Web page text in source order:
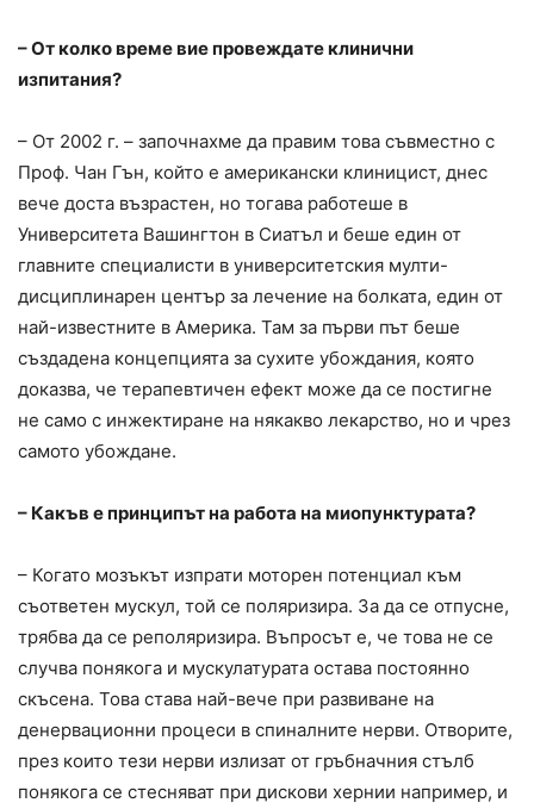
– От колко време вие провеждате клинични
изпитания?
– От 2002 г. – започнахме да правим това съвместно с
Проф. Чан Гън, който е американски клиницист, днес
вече доста възрастен, но тогава работеше в
Университета Вашингтон в Сиатъл и беше един от
главните специалисти в университетския мулти-
дисциплинарен център за лечение на болката, един от
най-известните в Америка. Там за първи път беше
създадена концепцията за сухите убождания, която
доказва, че терапевтичен ефект може да се постигне
не само с инжектиране на някакво лекарство, но и чрез
самото убождане.
– Какъв е принципът на работа на миопунктурата?
– Когато мозъкът изпрати моторен потенциал към
съответен мускул, той се поляризира. За да се отпусне,
трябва да се реполяризира. Въпросът е, че това не се
случва понякога и мускулатурата остава постоянно
скъсена. Това става най-вече при развиване на
денервационни процеси в спиналните нерви. Отворите,
през които тези нерви излизат от гръбначния стълб
понякога се стесняват при дискови хернии например, и